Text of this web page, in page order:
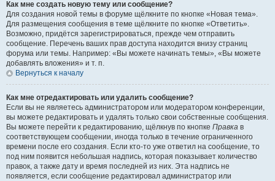
Как мне создать новую тему или сообщение?
Для создания новой темы в форуме щёлкните по кнопке «Новая тема».
Для размещения сообщения в теме щёлкните по кнопке «Ответить».
Возможно, придётся зарегистрироваться, прежде чем отправить
сообщение. Перечень ваших прав доступа находится внизу страниц
форума или темы. Например: «Вы можете начинать темы», «Вы можете
добавлять вложения» и т. п.
Вернуться к началу
Как мне отредактировать или удалить сообщение?
Если вы не являетесь администратором или модератором конференции,
вы можете редактировать и удалять только свои собственные сообщения.
Вы можете перейти к редактированию, щёлкнув по кнопке Правка в
соответствующем сообщении, иногда только в течение ограниченного
времени после его создания. Если кто-то уже ответил на сообщение, то
под ним появится небольшая надпись, которая показывает количество
правок, а также дату и время последней из них. Эта надпись не
появляется, если сообщение редактировал администратор или